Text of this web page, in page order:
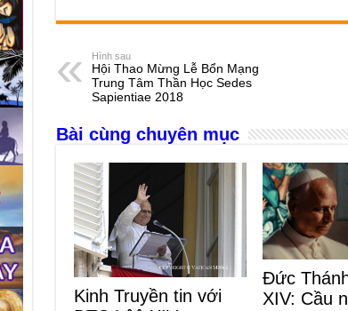
c
e
b
o
o
k
ss
n
g
er
at
A
p
p
e
d
er ail
Hình sau
Hội Thao Mừng Lễ Bổn Mạng
Trung Tâm Thần Học Sedes
Sapientiae 2018
Bài cùng chuyên mục
Kinh Truyền tin với
Đức
XIV: Cầu